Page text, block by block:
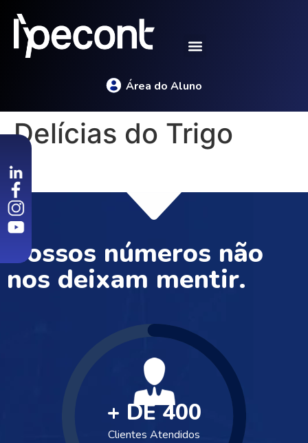
Área do Aluno
Delícias do Trigo
Nossos números não
nos deixam mentir.
Clientes Atendidos
400
+ DE